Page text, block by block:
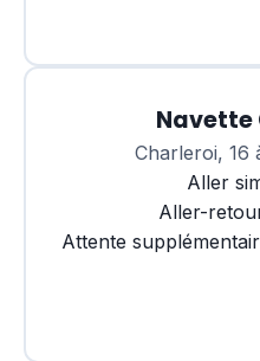
Navette
Charleroi, 16
Aller
Aller-
Attente